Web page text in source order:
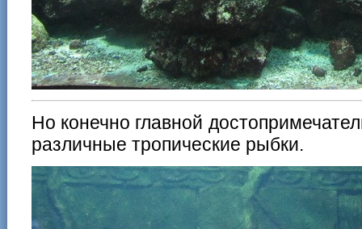
Но конечно главной
различные тропические рыбки.